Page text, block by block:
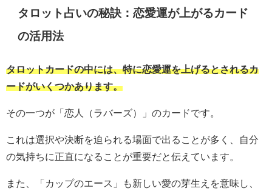
タロット占いの秘訣：恋愛運が上がるカード
の活用法
タロットカードの中には、特に恋愛運を上げるとされるカ
ードがいくつかあります。
その一つが「恋人（ラバーズ）」のカードです。
これは選択や決断を迫られる場面で出ることが多く、自分
の気持ちに正直になることが重要だと伝えています。
また、「カップのエース」も新しい愛の芽生えを意味し、